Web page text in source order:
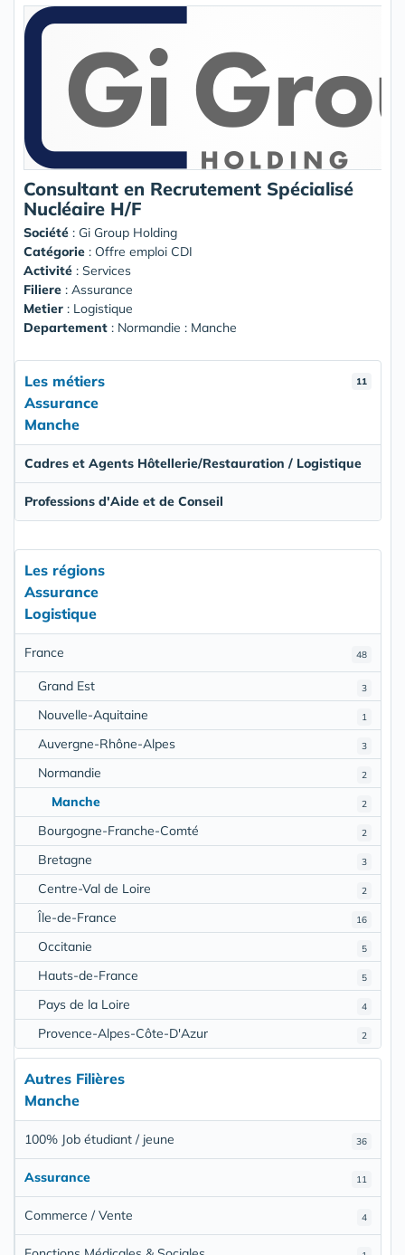
Consultant en Recrutement Spécialisé
Nucléaire H/F
Société : Gi Group Holding
Catégorie : Offre emploi CDI
Activité : Services
Filiere : Assurance
Metier : Logistique
Departement : Normandie : Manche
11
Les métiers
Assurance
Manche
Cadres et Agents Hôtellerie/Restauration / Logistique
Professions d'Aide et de Conseil
Les régions
Assurance
Logistique
48
France
3
Grand Est
1
Nouvelle-Aquitaine
3
Auvergne-Rhône-Alpes
2
Normandie
2
Manche
2
Bourgogne-Franche-Comté
3
Bretagne
2
Centre-Val de Loire
16
Île-de-France
5
Occitanie
5
Hauts-de-France
4
Pays de la Loire
2
Provence-Alpes-Côte-D'Azur
Autres Filières
Manche
36
100% Job étudiant / jeune
11
Assurance
4
Commerce / Vente